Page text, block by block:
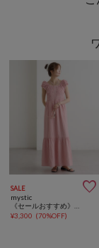
SALE 
mystic
¥3,300 (70%OFF)